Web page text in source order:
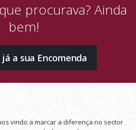
procurava? Ainda
bem!
já a sua Encomenda
vindo a marcar a diferença no sector